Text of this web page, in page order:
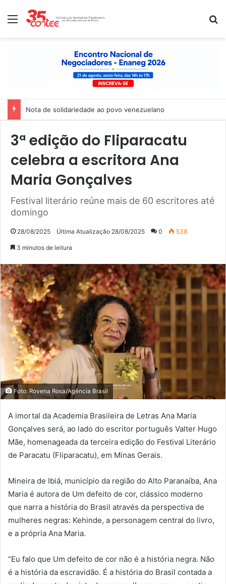
Menu
Nota de solidariedade ao povo venezuelano
3ª edição do Fliparacatu
celebra a escritora Ana
Maria Gonçalves
Festival literário reúne mais de 60 escritores até
domingo
28/08/2025 Última Atualização 28/08/2025 0 538
3 minutos de leitura
Foto: Rovena Rosa/Agência Brasil
A imortal da Academia Brasileira de Letras Ana Maria
Gonçalves será, ao lado do escritor português Valter Hugo
Mãe, homenageada da terceira edição do Festival Literário
de Paracatu (Fliparacatu), em Minas Gerais.
Mineira de Ibiá, município da região do Alto Paranaíba, Ana
Maria é autora de Um defeito de cor, clássico moderno
que narra a história do Brasil através da perspectiva de
mulheres negras: Kehinde, a personagem central do livro,
e a própria Ana Maria.
“Eu falo que Um defeito de cor não é a história negra. Não
é a história da escravidão. É a história do Brasil contada a